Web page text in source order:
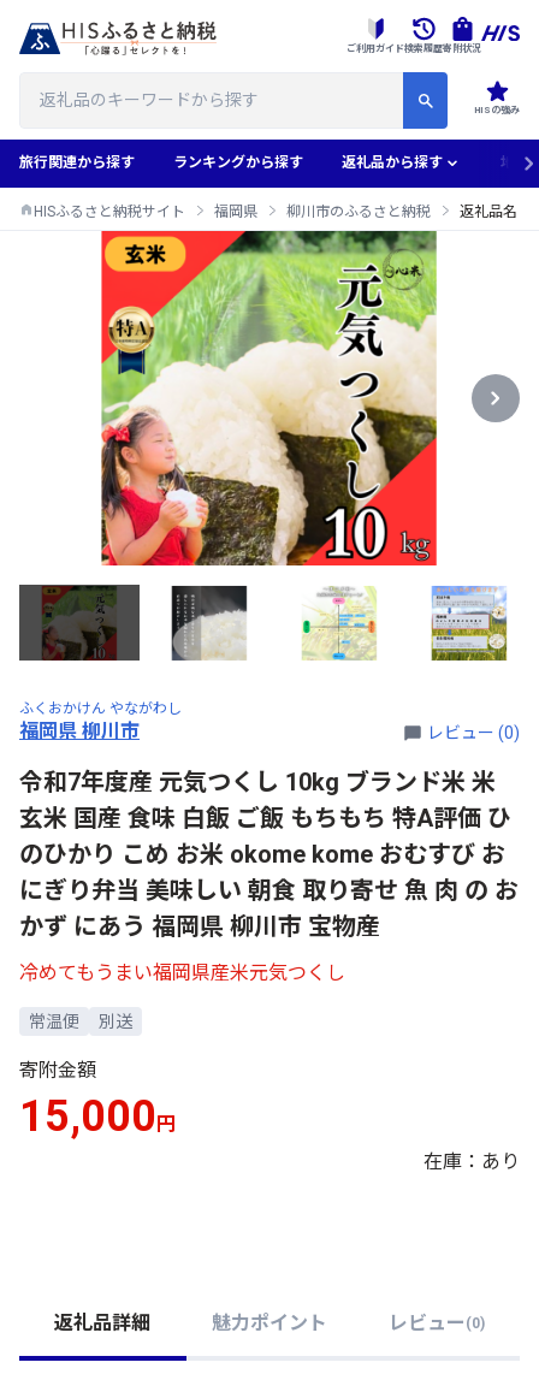
HISの強み
ご利用ガイド検索履歴寄附状況
旅行関連から探す ランキングから探す 返礼品から探す 地域
HISふるさと納税サイト 福岡県 柳川市のふるさと納税 返礼品名
ふくおかけん やながわし
福岡県 柳川市 レビュー (0)
令和7年度産 元気つくし 10kg ブランド米 米
玄米 国産 食味 白飯 ご飯 もちもち 特A評価 ひ
のひかり こめ お米 okome kome おむすび お
にぎり弁当 美味しい 朝食 取り寄せ 魚 肉 の お
かず にあう 福岡県 柳川市 宝物産
冷めてもうまい福岡県産米元気つくし
常温便 別送
寄附金額
15,000 円
在庫：あり
返礼品詳細 魅力ポイント レビュー (0)